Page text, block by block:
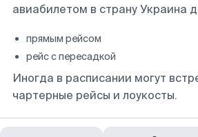
авиабилетом в страну Украина
прямым рейсом
рейс с пересадкой
Иногда в расписании могут
чартерные рейсы и лоукосты.